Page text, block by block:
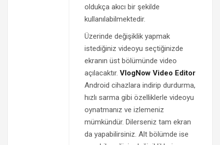
oldukça akıcı bir şekilde
kullanılabilmektedir.
Üzerinde değişiklik yapmak
istediğiniz videoyu seçtiğinizde
ekranın üst bölümünde video
açılacaktır. VlogNow Video Editor
Android cihazlara indirip durdurma,
hızlı sarma gibi özelliklerle videoyu
oynatmanız ve izlemeniz
mümkündür. Dilerseniz tam ekran
da yapabilirsiniz. Alt bölümde ise